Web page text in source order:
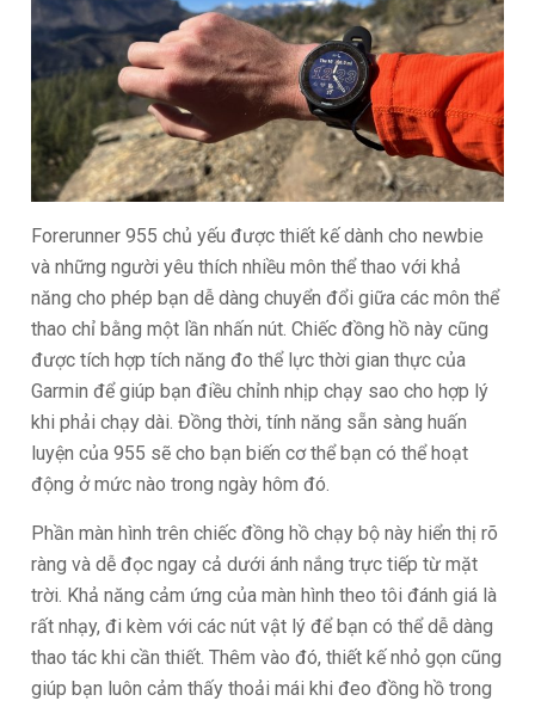
Forerunner 955 chủ yếu được thiết kế dành cho newbie
và những người yêu thích nhiều môn thể thao với khả
năng cho phép bạn dễ dàng chuyển đổi giữa các môn thể
thao chỉ bằng một lần nhấn nút. Chiếc đồng hồ này cũng
được tích hợp tích năng đo thể lực thời gian thực của
Garmin để giúp bạn điều chỉnh nhịp chạy sao cho hợp lý
khi phải chạy dài. Đồng thời, tính năng sẵn sàng huấn
luyện của 955 sẽ cho bạn biến cơ thể bạn có thể hoạt
động ở mức nào trong ngày hôm đó.
Phần màn hình trên chiếc đồng hồ chạy bộ này hiển thị rõ
ràng và dễ đọc ngay cả dưới ánh nắng trực tiếp từ mặt
trời. Khả năng cảm ứng của màn hình theo tôi đánh giá là
rất nhạy, đi kèm với các nút vật lý để bạn có thể dễ dàng
thao tác khi cần thiết. Thêm vào đó, thiết kế nhỏ gọn cũng
giúp bạn luôn cảm thấy thoải mái khi đeo đồng hồ trong